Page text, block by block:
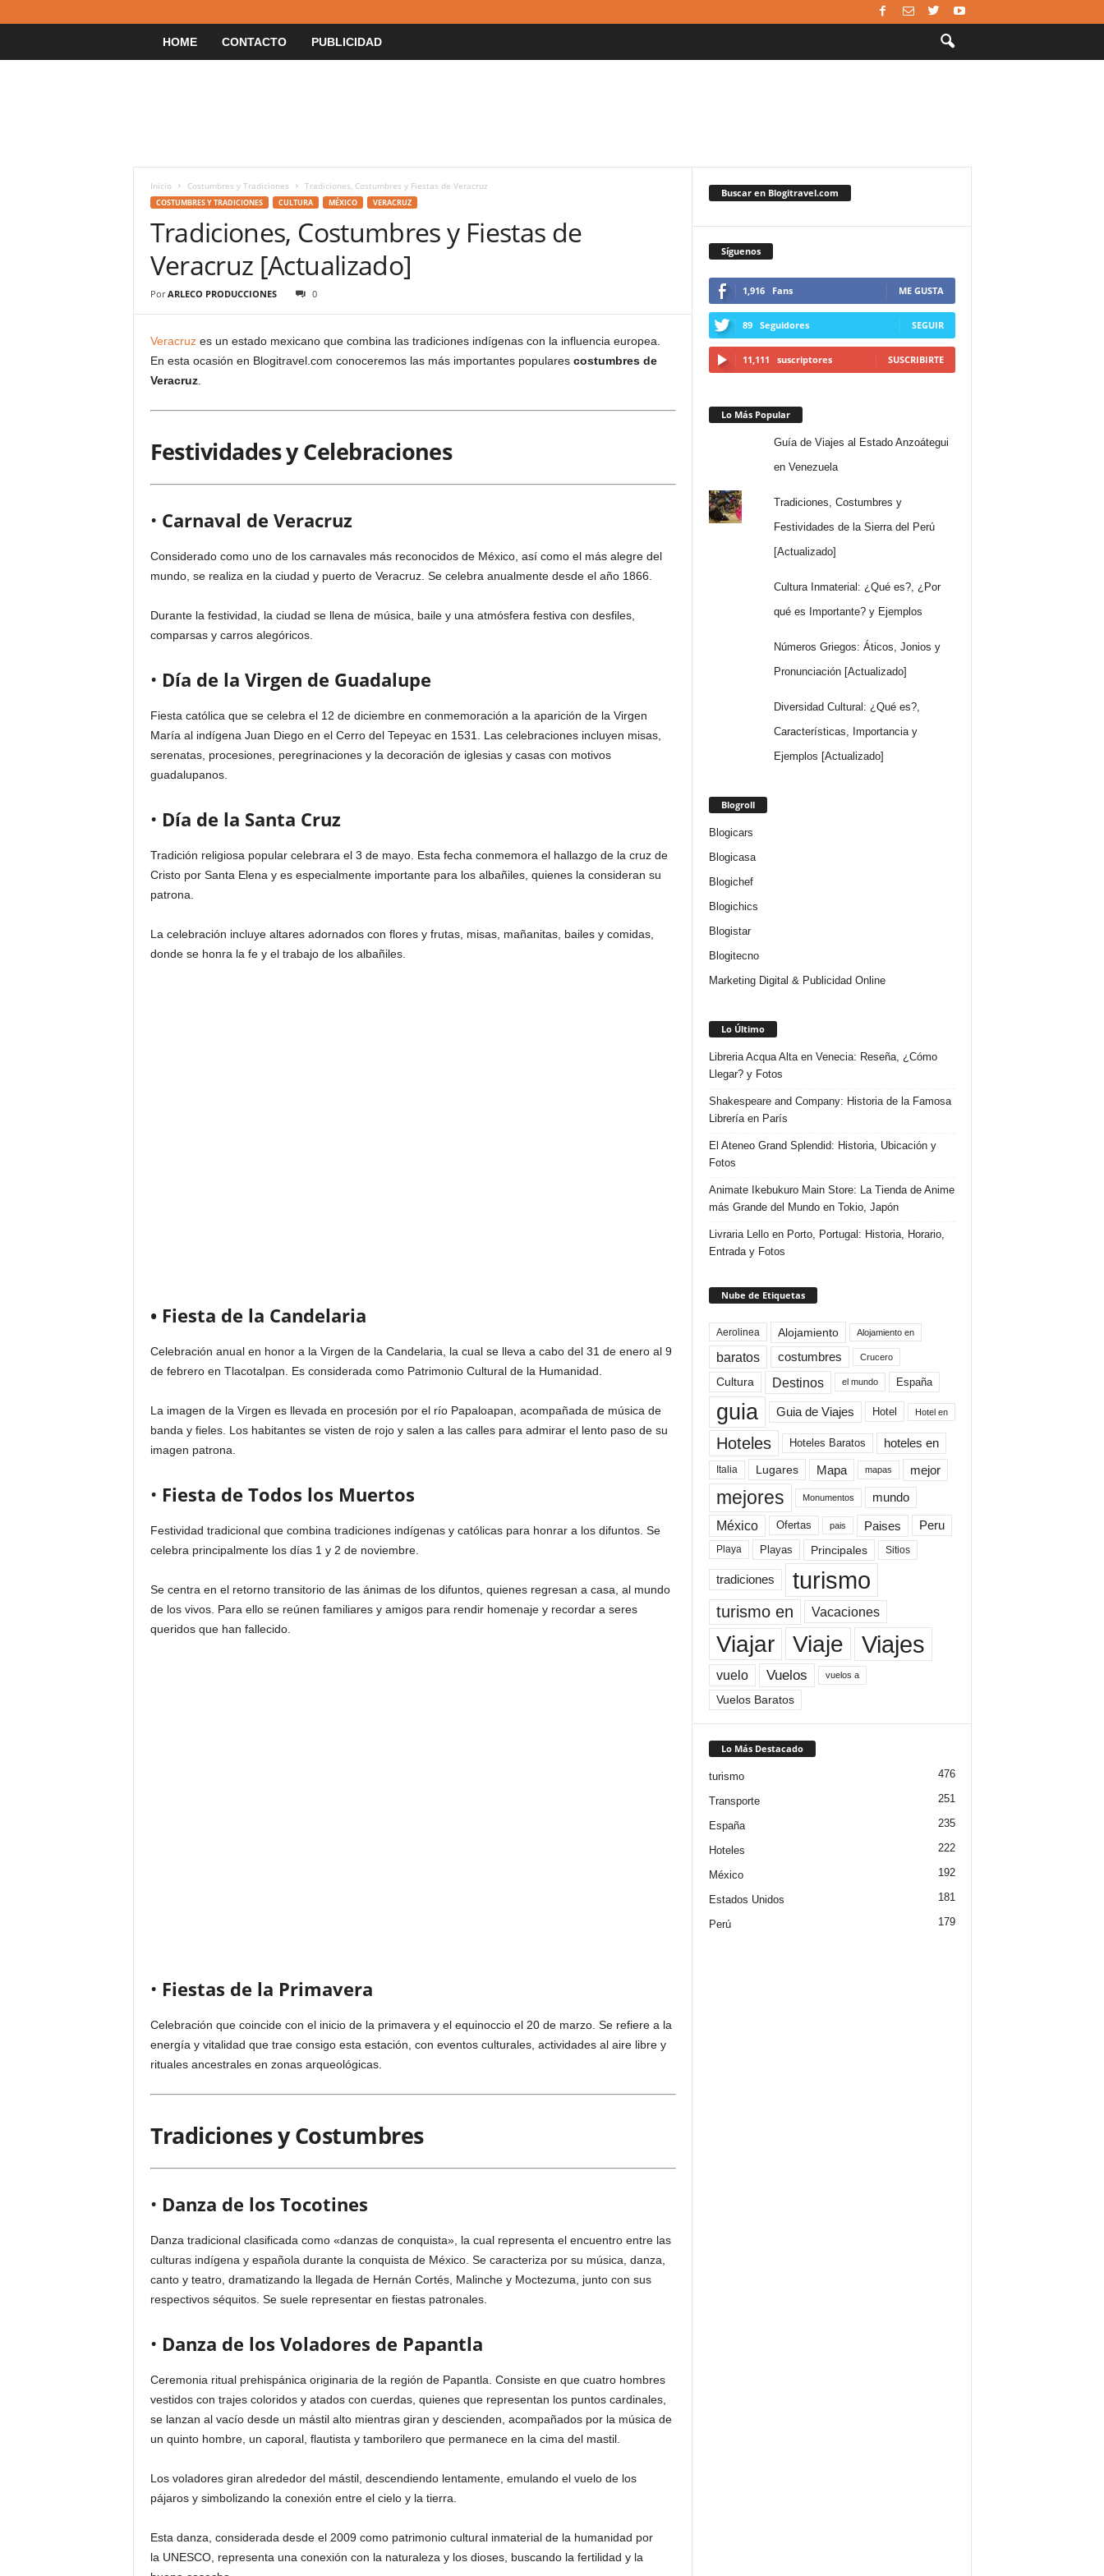
HOME CONTACTO PUBLICIDAD
Inicio Costumbres y Tradiciones Tradiciones, Costumbres y Fiestas de Veracruz
COSTUMBRES Y TRADICIONES CULTURA MÉXICO VERACRUZ
Tradiciones, Costumbres y Fiestas de
Veracruz [Actualizado]
Por ARLECO PRODUCCIONES 0
Veracruzes un estado mexicano que combina las tradiciones indígenas con la influencia europea.
En esta ocasión en Blogitravel.com conoceremos las más importantes populares costumbres de
Veracruz.
Festividades y Celebraciones
• Carnaval de Veracruz
Considerado como uno de los carnavales más reconocidos de México, así como el más alegre del
mundo, se realiza en la ciudad y puerto de Veracruz. Se celebra anualmente desde el año 1866.
Durante la festividad, la ciudad se llena de música, baile y una atmósfera festiva con desfiles,
comparsas y carros alegóricos.
• Día de la Virgen de Guadalupe
Fiesta católica que se celebra el 12 de diciembre en conmemoración a la aparición de la Virgen
María al indígena Juan Diego en el Cerro del Tepeyac en 1531. Las celebraciones incluyen misas,
serenatas, procesiones, peregrinaciones y la decoración de iglesias y casas con motivos
guadalupanos.
• Día de la Santa Cruz
Tradición religiosa popular celebrara el 3 de mayo. Esta fecha conmemora el hallazgo de la cruz de
Cristo por Santa Elena y es especialmente importante para los albañiles, quienes la consideran su
patrona.
La celebración incluye altares adornados con flores y frutas, misas, mañanitas, bailes y comidas,
donde se honra la fe y el trabajo de los albañiles.
• Fiesta de la Candelaria
Celebración anual en honor a la Virgen de la Candelaria, la cual se lleva a cabo del 31 de enero al 9
de febrero en Tlacotalpan. Es considerada como Patrimonio Cultural de la Humanidad.
La imagen de la Virgen es llevada en procesión por el río Papaloapan, acompañada de música de
banda y fieles. Los habitantes se visten de rojo y salen a las calles para admirar el lento paso de su
imagen patrona.
• Fiesta de Todos los Muertos
Festividad tradicional que combina tradiciones indígenas y católicas para honrar a los difuntos. Se
celebra principalmente los días 1 y 2 de noviembre.
Se centra en el retorno transitorio de las ánimas de los difuntos, quienes regresan a casa, al mundo
de los vivos. Para ello se reúnen familiares y amigos para rendir homenaje y recordar a seres
queridos que han fallecido.
• Fiestas de la Primavera
Celebración que coincide con el inicio de la primavera y el equinoccio el 20 de marzo. Se refiere a la
energía y vitalidad que trae consigo esta estación, con eventos culturales, actividades al aire libre y
rituales ancestrales en zonas arqueológicas.
Tradiciones y Costumbres
• Danza de los Tocotines
Danza tradicional clasificada como «danzas de conquista», la cual representa el encuentro entre las
culturas indígena y española durante la conquista de México. Se caracteriza por su música, danza,
canto y teatro, dramatizando la llegada de Hernán Cortés, Malinche y Moctezuma, junto con sus
respectivos séquitos. Se suele representar en fiestas patronales.
• Danza de los Voladores de Papantla
Ceremonia ritual prehispánica originaria de la región de Papantla. Consiste en que cuatro hombres
vestidos con trajes coloridos y atados con cuerdas, quienes que representan los puntos cardinales,
se lanzan al vacío desde un mástil alto mientras giran y descienden, acompañados por la música de
un quinto hombre, un caporal, flautista y tamborilero que permanece en la cima del mastil.
Los voladores giran alrededor del mástil, descendiendo lentamente, emulando el vuelo de los
pájaros y simbolizando la conexión entre el cielo y la tierra.
Esta danza, considerada desde el 2009 como patrimonio cultural inmaterial de la humanidad por
la UNESCO, representa una conexión con la naturaleza y los dioses, buscando la fertilidad y la
Buscar en Blogitravel.com
Síguenos
1,916 Fans ME GUSTA
89 Seguidores SEGUIR
11,111 suscriptores SUSCRIBIRTE
Lo Más Popular
Guía de Viajes al Estado Anzoátegui
en Venezuela
Tradiciones, Costumbres y
Festividades de la Sierra del Perú
[Actualizado]
Cultura Inmaterial: ¿Qué es?, ¿Por
qué es Importante? y Ejemplos
Números Griegos: Áticos, Jonios y
Pronunciación [Actualizado]
Diversidad Cultural: ¿Qué es?,
Características, Importancia y
Ejemplos [Actualizado]
Blogroll
Blogicars
Blogicasa
Blogichef
Blogichics
Blogistar
Blogitecno
Marketing Digital & Publicidad Online
Lo Último
Libreria Acqua Alta en Venecia: Reseña, ¿Cómo
Llegar? y Fotos
Shakespeare and Company: Historia de la Famosa
Librería en París
El Ateneo Grand Splendid: Historia, Ubicación y
Fotos
Animate Ikebukuro Main Store: La Tienda de Anime
más Grande del Mundo en Tokio, Japón
Livraria Lello en Porto, Portugal: Historia, Horario,
Entrada y Fotos
Nube de Etiquetas
Aerolinea Alojamiento Alojamiento en
baratos costumbres Crucero
Cultura Destinos el mundo España
guia Guia de Viajes Hotel Hotel en
Hoteles Hoteles Baratos hoteles en
Italia Lugares Mapa mapas mejor
mejores Monumentos mundo
México Ofertas pais Paises Peru
Playa Playas Principales Sitios
tradiciones turismo
turismo en Vacaciones
Viajar Viaje Viajes
vuelo Vuelos vuelos a
Vuelos Baratos
Lo Más Destacado
turismo 476
Transporte 251
España 235
Hoteles 222
México 192
Estados Unidos 181
Perú 179